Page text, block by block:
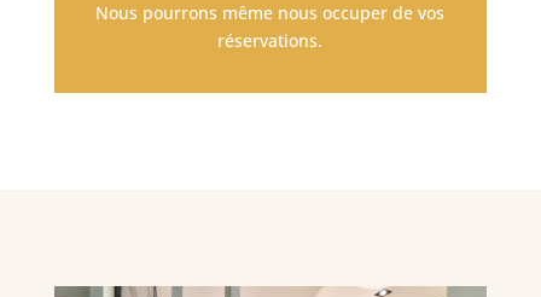
Nous pourrons même nous occuper de vos
réservations.